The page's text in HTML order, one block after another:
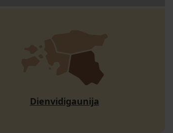
Dienvidigaunija